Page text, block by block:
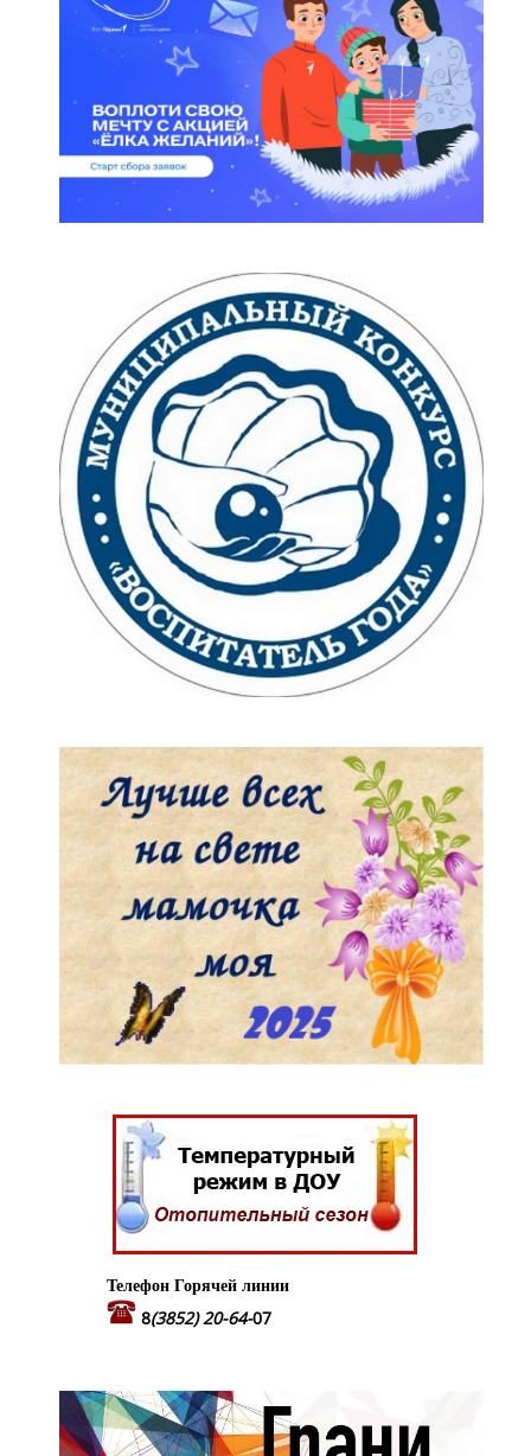
Телефон Горячей линии
8(3852) 20-64-07